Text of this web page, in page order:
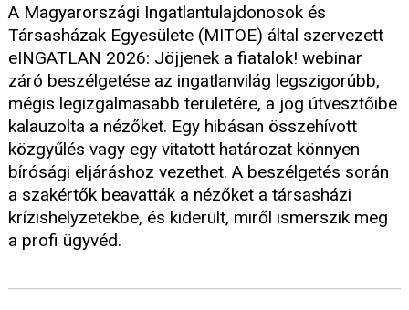
A Magyarországi Ingatlantulajdonosok és
Társasházak Egyesülete (MITOE) által szervezett
eINGATLAN 2026: Jöjjenek a fiatalok! webinar
záró beszélgetése az ingatlanvilág legszigorúbb,
mégis legizgalmasabb területére, a jog útvesztőibe
kalauzolta a nézőket. Egy hibásan összehívott
közgyűlés vagy egy vitatott határozat könnyen
bírósági eljáráshoz vezethet. A beszélgetés során
a szakértők beavatták a nézőket a társasházi
krízishelyzetekbe, és kiderült, miről ismerszik meg
a profi ügyvéd.